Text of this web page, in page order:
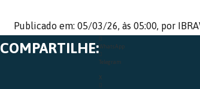
Publicado em: 05/03/26, às 05:00, por
COMPARTILHE:WhatsApp
Telegram
X